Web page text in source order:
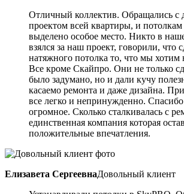
Отличный коллектив. Обращались с
проектом всей квартиры, и
выделено особое место. Никто в
взялся за наш проект, говорили, что
натяжного потолка то, что мы хотим
Все кроме Скайпро. Они не только
было задумано, но и дали кучу
касаемо ремонта и даже дизайна.
все легко и непринужденно.
огромное. Сколько сталкивалась с
единственная компания которая
положительные впечатления.
Елизавета СергеевнаДовольный клиент